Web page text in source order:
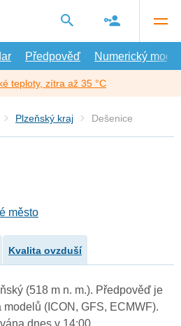
Předpověď Numerický model
teploty, zítra až 35 °C
Plzeňský kraj Dešenice
město
Kvalita ovzduší
(518 m n. m.). Předpověď je
(ICON, GFS, ECMWF).